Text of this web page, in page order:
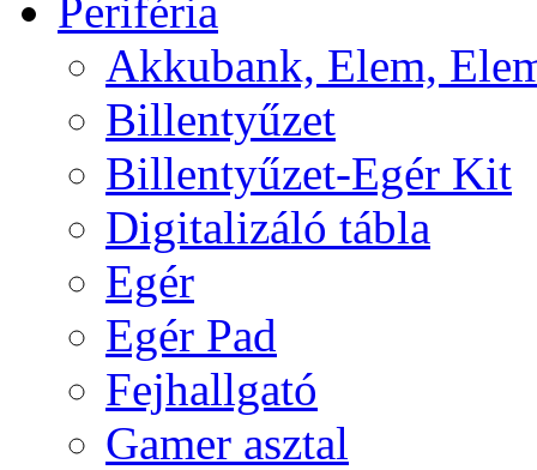
Periféria
Akkubank, Elem,
Billentyűzet
Billentyűzet-Egér Kit
Digitalizáló tábla
Egér
Egér Pad
Fejhallgató
Gamer asztal